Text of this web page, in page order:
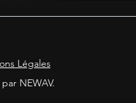
Légales
NEWAV.